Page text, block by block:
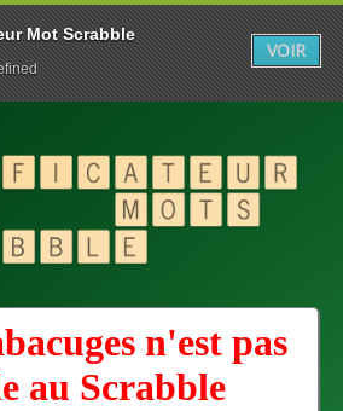
n'est pas
au Scrabble
Mot Scrabble
VOIR